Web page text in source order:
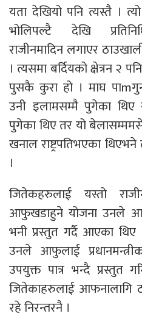
यता देखियो पनि त्यस्तै ।
भोलिपल्टै देखि
राजीनमादिन लगाएर
। त्यसमा बर्दियको क्षेत्रन २
पुसकै कुरा हो । माघ
उनी इलामसम्मै पुगेका थिए
पुगेका थिए तर यो
खनाल राष्ट्रपतिभएका थिएभने
।
जितेकहरुलाई यस्तो
आफुखडाहुने योजना उनले
भनी प्रस्तुत गर्दै आएका
उनले आफुलाई
उपयुक्त पात्र भन्दै प्रस्तुत
जितेकाहरुलाई आफनालागि
रहे निरन्तरनै ।